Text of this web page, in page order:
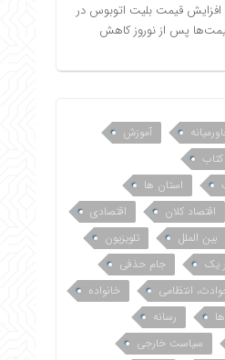
افزایش قیمت بلیت اتوبوس در
قیمت‌ها پس از نوروز کاهش
آموزش
استان ها
اقتصاد کلان
اقتصادی
بین الملل
تلویزیون
یک
جام حذفی
انتظامی
خانواده
رسانه
سیاست خارجی